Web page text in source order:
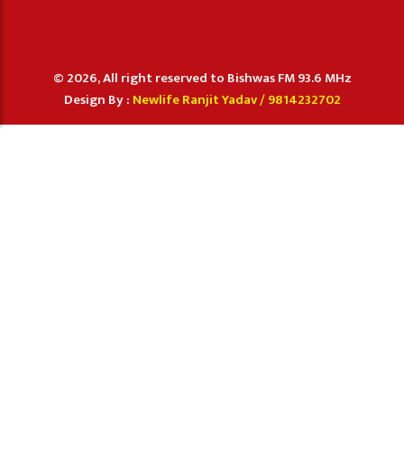
© 2026, All right reserved to Bishwas FM 93.6 MHz
Design By : Newlife Ranjit Yadav /9814232702